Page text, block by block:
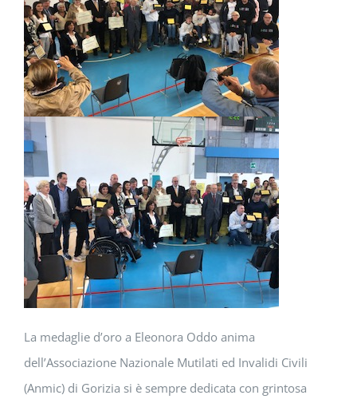
La medaglie d’oro a Eleonora Oddo anima
dell’Associazione Nazionale Mutilati ed Invalidi Civili
(Anmic) di Gorizia si è sempre dedicata con grintosa